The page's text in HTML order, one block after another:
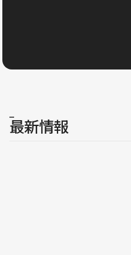
最新情報